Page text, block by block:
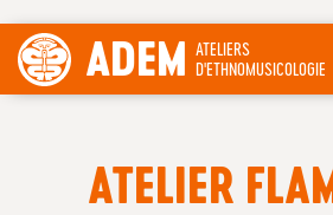
ADEM ATELIERS
D'ETHNOMUSICOLOGIE
ATELIER